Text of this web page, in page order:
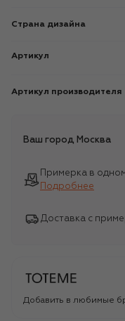
Страна дизайна
Артикул
Артикул производителя
Ваш город Москва
Примерка в
Подробнее
Доставка с
Добавить в любимые